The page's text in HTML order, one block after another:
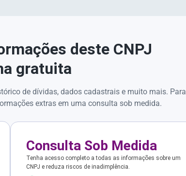
deste CNPJ
gratuita
de dívidas, dados cadastrais e muito mais. Para
extras em uma consulta sob medida.
Consulta Sob Medida
Tenha acesso completo a todas as informações sobre um
CNPJ e reduza riscos de inadimplência.